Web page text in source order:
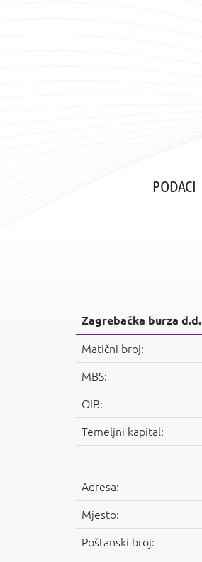
PODACI
Zagrebačka burza d.d.
Matični broj:
MBS:
OIB:
Temeljni kapital:
Adresa:
Mjesto:
Poštanski broj: